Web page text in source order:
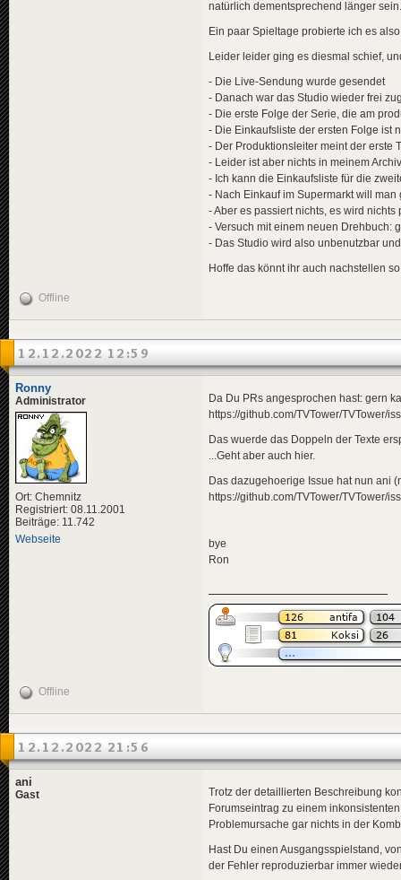
natürlich dementsprechend länger sein.
Ein paar Spieltage probierte ich es
Leider leider ging es diesmal schief,
- Die Live-Sendung wurde gesendet
- Danach war das Studio wieder frei
- Die erste Folge der Serie, die am
- Die Einkaufsliste der ersten Folge ist
- Der Produktionsleiter meint der erste
- Leider ist aber nichts in meinem Archiv
- Ich kann die Einkaufsliste für die
- Nach Einkauf im Supermarkt will
- Aber es passiert nichts, es wird
- Versuch mit einem neuen Drehbuch:
- Das Studio wird also unbenutzbar
Hoffe das könnt ihr auch nachstellen
Offline
12.12.2022 12:59
Ronny
Administrator
Ort: Chemnitz
Registriert: 08.11.2001
Beiträge: 11.742
Webseite
Da Du PRs angesprochen hast: gern
https://github.com/TVTower/TVTower/
Das wuerde das Doppeln der Texte
...Geht aber auch hier.
Das dazugehoerige Issue hat nun ani
https://github.com/TVTower/TVTower/
bye
Ron
Offline
12.12.2022 21:56
ani
Gast
Trotz der detaillierten Beschreibung
Forumseintrag zu einem
Problemursache gar nichts in der
Hast Du einen Ausgangsspielstand,
der Fehler reproduzierbar immer